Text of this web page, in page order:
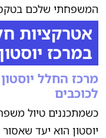
המשפחתי שלכם
אטרקציות
במרכז יוסטון
מרכז החלל
לכוכבים
כשמתכננים טיול
יוסטון הוא יעד